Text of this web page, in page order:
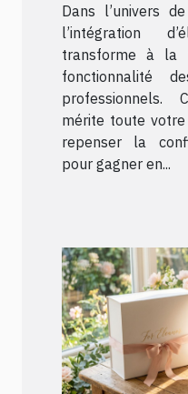
industrielle ?
Dans l’univers
l’intégration
transforme à la
fonctionnalité
professionnels.
mérite toute
repenser la
pour gagner en...